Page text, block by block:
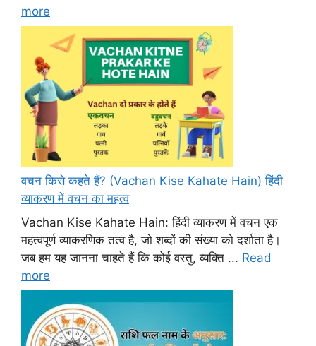
more
वचन किसे कहते हैं? (Vachan Kise Kahate Hain) हिंदी
व्याकरण में वचन का महत्व
Vachan Kise Kahate Hain: हिंदी व्याकरण में वचन एक
महत्वपूर्ण व्याकरणिक तत्व है, जो शब्दों की संख्या को दर्शाता है।
जब हम यह जानना चाहते हैं कि कोई वस्तु, व्यक्ति ... Read
more